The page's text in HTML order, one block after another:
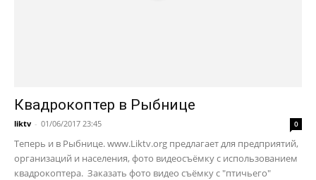
Квадрокоптер в Рыбнице
liktv - 01/06/2017 23:45 0
Теперь и в Рыбнице. www.Liktv.org предлагает для предприятий,
организаций и населения, фото видеосъёмку с использованием
квадрокоптера. Заказать фото видео съёмку с "птичьего"